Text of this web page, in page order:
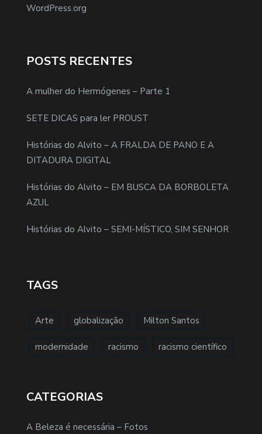
WordPress.org
POSTS RECENTES
A mulher do Hermógenes – Parte 1
SETE DICAS para ler PROUST
Histórias do Alvito – A FRALDA DE PANO E A
DITADURA DIGITAL
Histórias do Alvito – EM BUSCA DA BORBOLETA
AZUL
Histórias do Alvito – SEMI-MÍSTICO, SIM SENHOR
TAGS
Arte globalização Milton Santos
modernidade racismo racismo científico
CATEGORIAS
A Beleza é necessária – Fotos